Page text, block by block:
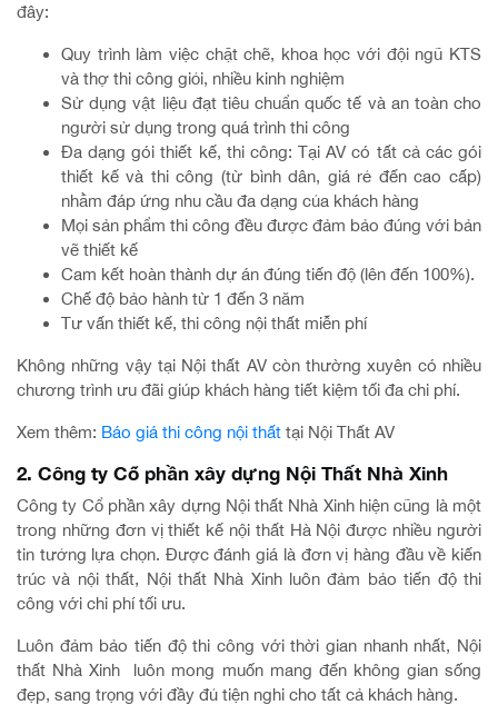
đây:
Quy trình làm việc chặt chẽ, khoa học với đội ngũ KTS
và thợ thi công giỏi, nhiều kinh nghiệm
Sử dụng vật liệu đạt tiêu chuẩn quốc tế và an toàn cho
người sử dụng trong quá trình thi công
Đa dạng gói thiết kế, thi công: Tại AV có tất cả các gói
thiết kế và thi công (từ bình dân, giá rẻ đến cao cấp)
nhằm đáp ứng nhu cầu đa dạng của khách hàng
Mọi sản phẩm thi công đều được đảm bảo đúng với bản
vẽ thiết kế
Cam kết hoàn thành dự án đúng tiến độ (lên đến 100%).
Chế độ bảo hành từ 1 đến 3 năm
Tư vấn thiết kế, thi công nội thất miễn phí
Không những vậy tại Nội thất AV còn thường xuyên có nhiều
chương trình ưu đãi giúp khách hàng tiết kiệm tối đa chi phí.
Xem thêm: Báo giá thi công nội thất tại Nội Thất AV
2. Công ty Cổ phần xây dựng Nội Thất Nhà Xinh
Công ty Cổ phần xây dựng Nội thất Nhà Xinh hiện cũng là một
trong những đơn vị thiết kế nội thất Hà Nội được nhiều người
tin tưởng lựa chọn. Được đánh giá là đơn vị hàng đầu về kiến
trúc và nội thất, Nội thất Nhà Xinh luôn đảm bảo tiến độ thi
công với chi phí tối ưu.
Luôn đảm bảo tiến độ thi công với thời gian nhanh nhất, Nội
thất Nhà Xinh luôn mong muốn mang đến không gian sống
đẹp, sang trọng với đầy đủ tiện nghi cho tất cả khách hàng.